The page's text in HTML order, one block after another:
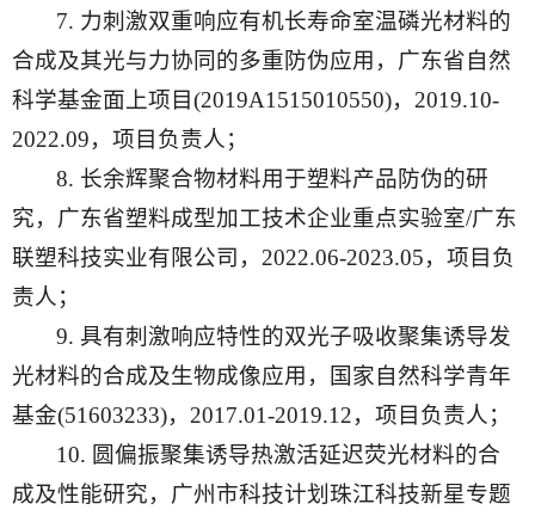
7. 力刺激双重响应有机长寿命室温磷光材料的
合成及其光与力协同的多重防伪应用，广东省自然
科学基金面上项目(2019A1515010550)，2019.10-
2022.09，项目负责人；
8. 长余辉聚合物材料用于塑料产品防伪的研
究，广东省塑料成型加工技术企业重点实验室/广东
联塑科技实业有限公司，2022.06-2023.05，项目负
责人；
9. 具有刺激响应特性的双光子吸收聚集诱导发
光材料的合成及生物成像应用，国家自然科学青年
基金(51603233)，2017.01-2019.12，项目负责人；
10. 圆偏振聚集诱导热激活延迟荧光材料的合
成及性能研究，广州市科技计划珠江科技新星专题